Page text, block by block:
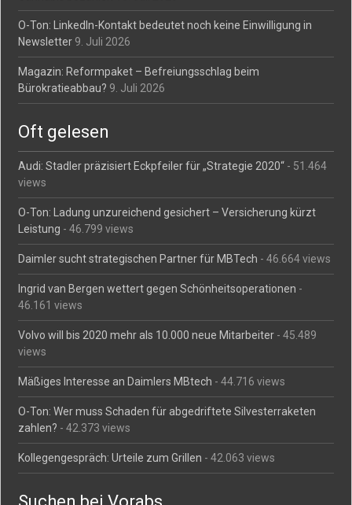
O-Ton: LinkedIn-Kontakt bedeutet noch keine Einwilligung in
Newsletter 9. Juli 2026
Magazin: Reformpaket – Befreiungsschlag beim
Bürokratieabbau? 9. Juli 2026
Oft gelesen
Audi: Stadler präzisiert Eckpfeiler für „Strategie 2020“ - 51.464
views
O-Ton: Ladung unzureichend gesichert – Versicherung kürzt
Leistung - 46.799 views
Daimler sucht strategischen Partner für MBTech - 46.664 views
Ingrid van Bergen wettert gegen Schönheitsoperationen -
46.161 views
Volvo will bis 2020 mehr als 10.000 neue Mitarbeiter - 45.489
views
Mäßiges Interesse an Daimlers MBtech - 44.716 views
O-Ton: Wer muss Schaden für abgedriftete Silvesterraketen
zahlen? - 42.373 views
Kollegengespräch: Urteile zum Grillen - 42.063 views